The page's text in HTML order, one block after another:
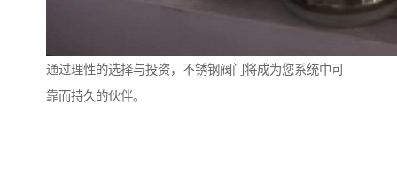
通过理性的选择与投资，不锈钢阀门将成为您系统中可
靠而持久的伙伴。